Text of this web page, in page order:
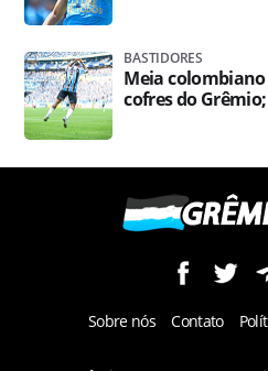
BASTIDORES
Meia
cofres do
Sobre nós Contato